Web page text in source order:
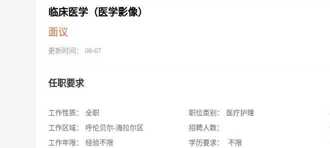
临床医学（医学影像）
面议
更新时间： 08-07
任职要求
工作性质：
全职
工作区域：
呼伦贝尔-海拉尔区
工作年限：
经验不限
职位类别：
医疗护理
招聘人数：
学历要求：
不限